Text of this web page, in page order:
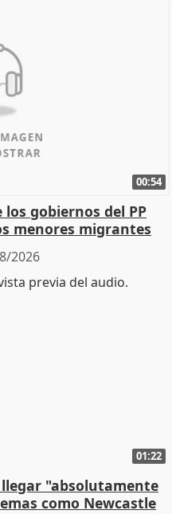
00:54
los gobiernos del PP
menores migrantes
2026
01:22
llegar "absolutamente
como Newcastle